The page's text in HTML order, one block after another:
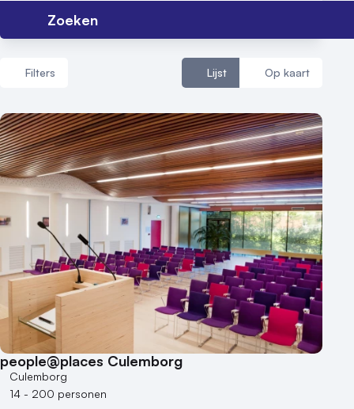
Zoeken
Filters Lijst Op kaart
Aantal zalen
1 - 5 zalen
6 - 10 zalen
10 of meer zalen
Aantal personen
1 - 50 personen
50 - 100 personen
100 - 250 personen
250 - 500 personen
500+ personen
Bijzondere locaties
Buitenlocatie
people@places Culemborg
Culemborg
14 - 200 personen